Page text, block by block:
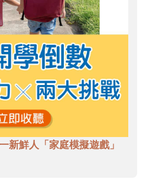
新鮮人「家庭模擬遊戲」